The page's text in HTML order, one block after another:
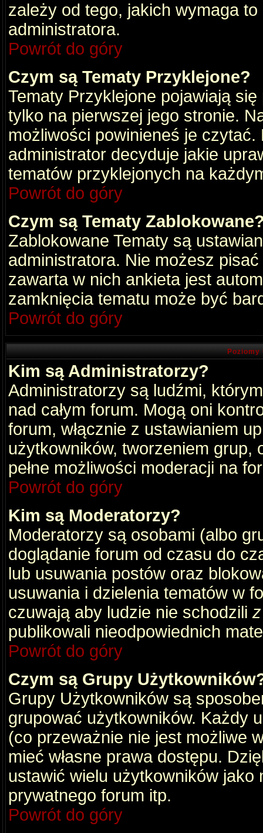
zależy od tego, jakich wymaga
administratora.
Powrót do góry
Czym są Tematy Przyklejone?
Tematy Przyklejone pojawiają
tylko na pierwszej jego stronie.
możliwości powinieneś je czytać.
administrator decyduje jakie
tematów przyklejonych na
Powrót do góry
Czym są Tematy
Zablokowane Tematy są
administratora. Nie możesz
zawarta w nich ankieta jest
zamknięcia tematu może być
Powrót do góry
Kim są Administratorzy?
Administratorzy są ludźmi,
nad całym forum. Mogą oni
forum, włącznie z ustawianiem
użytkowników, tworzeniem grup,
pełne możliwości moderacji na
Powrót do góry
Kim są Moderatorzy?
Moderatorzy są osobami (albo
doglądanie forum od czasu do
lub usuwania postów oraz
usuwania i dzielenia tematów w
czuwają aby ludzie nie schodzili
publikowali nieodpowiednich
Powrót do góry
Czym są Grupy
Grupy Użytkowników są
grupować użytkowników. Każdy
(co przeważnie nie jest możliwe
mieć własne prawa dostępu.
ustawić wielu użytkowników
prywatnego forum itp.
Powrót do góry